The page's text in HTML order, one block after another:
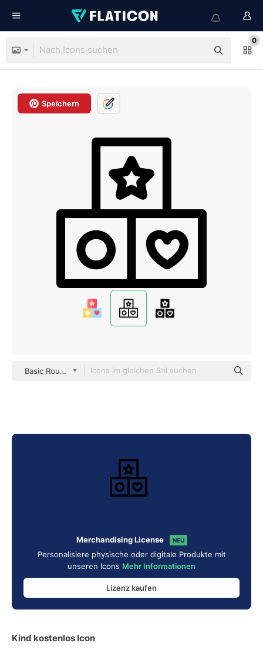
0
Speichern
Basic Rounded Lineal
Merchandising License NEU
Personalisiere physische oder digitale Produkte mit
unseren Icons Mehr Informationen
Lizenz kaufen
Kind kostenlos Icon